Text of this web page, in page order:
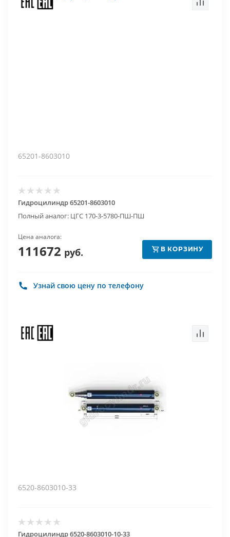
65201-8603010
Гидроцилиндр 65201-8603010
Полный аналог: ЦГС 170-3-5780-ПШ-ПШ
Цена аналога:
111672 руб. В КОРЗИНУ
Узнай свою цену по телефону
6520-8603010-33
Гидроцилиндр 6520-8603010-10-33